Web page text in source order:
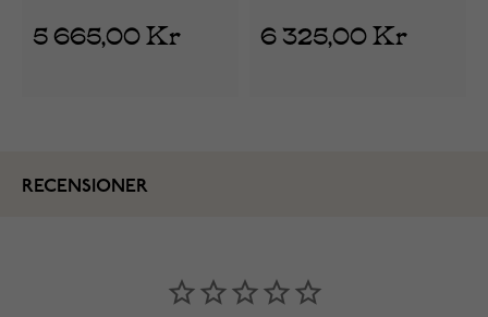
5 665,00 Kr 6 325,00 Kr
RECENSIONER